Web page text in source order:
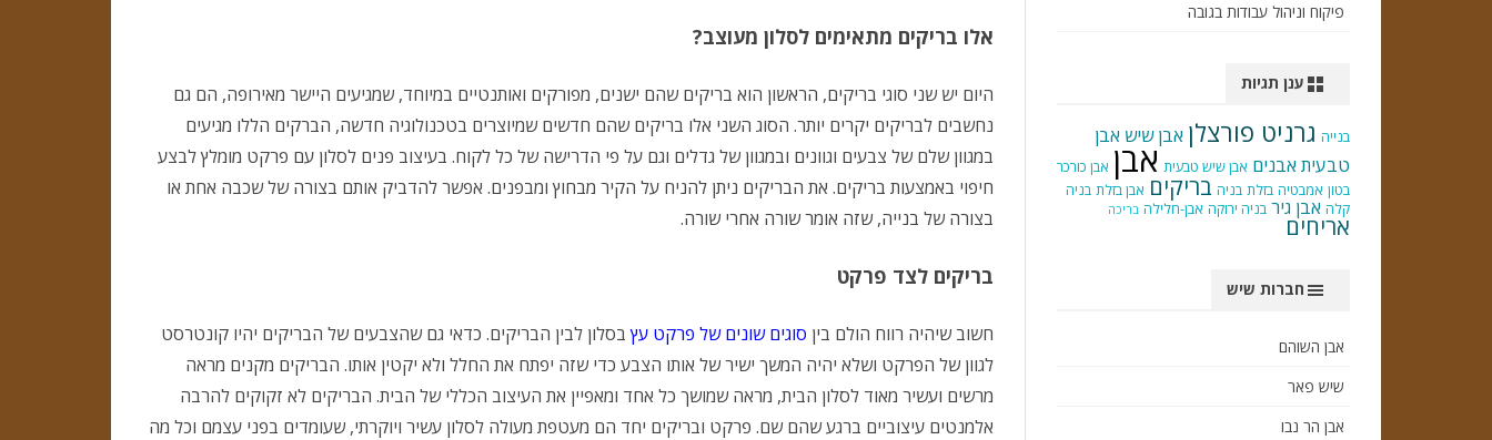
אלו בריקים מתאימים לסלון מעוצב?
היום יש שני סוגי בריקים, הראשון הוא בריקים שהם ישנים, מפורקים ואותנטיים במיוחד, שמגיעים היישר מאירופה, הם גם
נחשבים לבריקים יקרים יותר. הסוג השני אלו בריקים שהם חדשים שמיוצרים בטכנולוגיה חדשה, הברקים הללו מגיעים
במגוון שלם של צבעים וגוונים ובמגוון של גדלים וגם על פי הדרישה של כל לקוח. בעיצוב פנים לסלון עם פרקט מומלץ לבצע
חיפוי באמצעות בריקים. את הבריקים ניתן להניח על הקיר מבחוץ ומבפנים. אפשר להדביק אותם בצורה של שכבה אחת או
בצורה של בנייה, שזה אומר שורה אחרי שורה.
בריקים לצד פרקט
חשוב שיהיה רווח הולם בין סוגים שונים של פרקט עץבסלון לבין הבריקים. כדאי גם שהצבעים של הבריקים יהיו קונטרסט
לגוון של הפרקט ושלא יהיה המשך ישיר של אותו הצבע כדי שזה יפתח את החלל ולא יקטין אותו. הבריקים מקנים מראה
מרשים ועשיר מאוד לסלון הבית, מראה שמושך כל אחד ומאפיין את העיצוב הכללי של הבית. הבריקים לא זקוקים להרבה
אלמנטים עיצוביים ברגע שהם שם. פרקט ובריקים יחד הם מעטפת מעולה לסלון עשיר ויוקרתי, שעומדים בפני עצמם וכל מה
פיקוח וניהול עבודות בגובה
ענן תגיות
בנייה גרניט פורצלן אבן שיש אבן
טבעית אבנים אבן שיש טבעית אבן אבן כורכר
בטון אמבטיה בזלת בניה בריקים אבן בזלת בניה
קלה אבן גיר בניה ירוקה אבן-חלילה בריכה
אריחים
חברות שיש
אבן השוהם
שיש פאר
אבן הר נבו